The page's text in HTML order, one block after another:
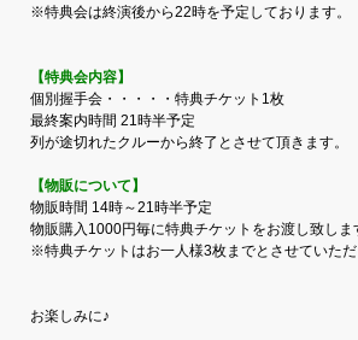
※特典会は終演後から22時を予定しております。
【特典会内容】
個別握手会・・・・・特典チケット1枚
最終案内時間 21時半予定
列が途切れたクルーから終了とさせて頂きます。
【物販について】
物販時間 14時～21時半予定
物販購入1000円毎に特典チケットをお渡し致しま
※特典チケットはお一人様3枚までとさせていただ
お楽しみに♪